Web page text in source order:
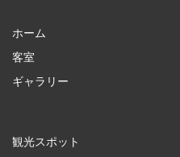
ホーム
客室
ギャラリー
観光スポット